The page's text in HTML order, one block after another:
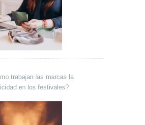
trabajan las marcas la
en los festivales?